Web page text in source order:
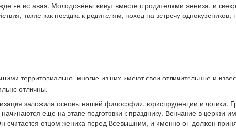
не вставая. Молодожёны живут вместе с родителями жениха, и
такие как поездка к родителям, поход на встречу
территориально, многие из них имеют свои отличительные и
отличны.
заложила основы нашей философии, юриспруденции и логики.
еще на этапе подготовки к празднику. Венчание в церкви
считается отцом жениха перед Всевышним, и именно он должен